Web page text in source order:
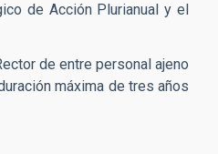
de Acción Plurianual y el
de entre personal ajeno
máxima de tres años